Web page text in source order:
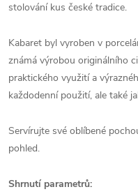
stolování kus české tradice.
Kabaret byl vyroben v
známá výrobou originálního
praktického využití a
každodenní použití, ale také
Servírujte své oblíbené
pohled.
Shrnutí parametrů: